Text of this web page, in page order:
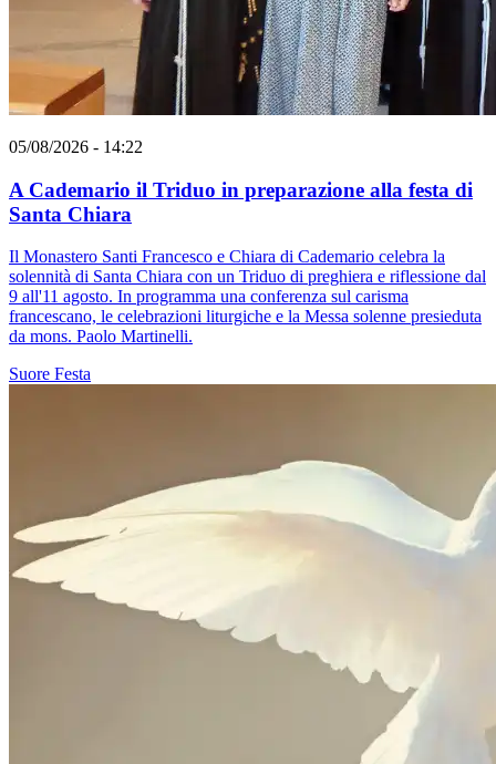
05/08/2026 - 14:22
A Cademario il Triduo in preparazione alla festa di
Santa Chiara
Il Monastero Santi Francesco e Chiara di Cademario celebra la
solennità di Santa Chiara con un Triduo di preghiera e riflessione dal
9 all'11 agosto. In programma una conferenza sul carisma
francescano, le celebrazioni liturgiche e la Messa solenne presieduta
da mons. Paolo Martinelli.
Suore Festa